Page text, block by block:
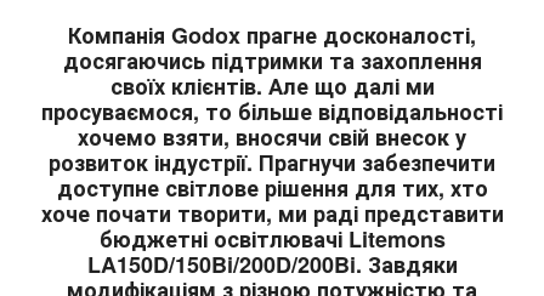
Компанія Godox прагне досконалості,
досягаючись підтримки та захоплення
своїх клієнтів. Але що далі ми
просуваємося, то більше відповідальності
хочемо взяти, вносячи свій внесок у
розвиток індустрії. Прагнучи забезпечити
доступне світлове рішення для тих, хто
хоче почати творити, ми раді представити
бюджетні освітлювачі Litemons
LA150D/150Bi/200D/200Bi. Завдяки